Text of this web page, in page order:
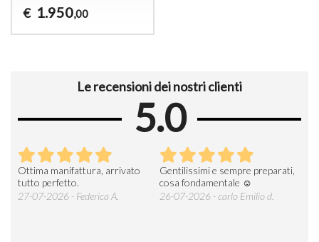
€ 1.950,00
Le recensioni dei nostri clienti
5.0
Ottima manifattura, arrivato
tutto perfetto.
27-07-2026 - Federica A.
Gentilissimi e sempre preparati,
cosa fondamentale ☺️
26-07-2026 - carlo Emilio d.